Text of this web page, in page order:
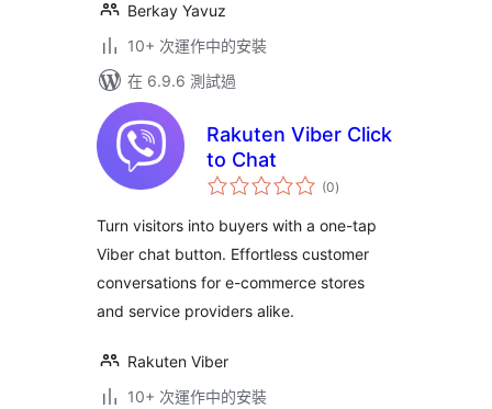
Berkay Yavuz
10+ 次運作中的安裝
在 6.9.6 測試過
Rakuten Viber Click
to Chat
(0總
評)
Turn visitors into buyers with a one-tap
Viber chat button. Effortless customer
conversations for e-commerce stores
and service providers alike.
Rakuten Viber
10+ 次運作中的安裝